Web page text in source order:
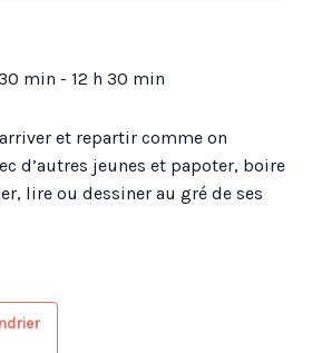
min - 12 h 30 min
et repartir comme on
d’autres jeunes et papoter, boire
lire ou dessiner au gré de ses